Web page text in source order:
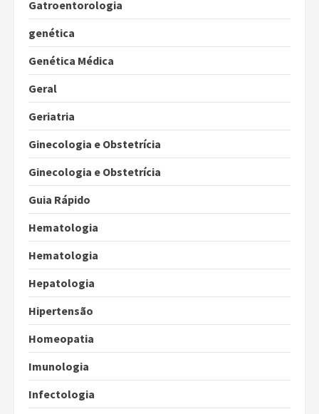
Gatroentorologia
genética
Genética Médica
Geral
Geriatria
Ginecologia e Obstetrícia
Ginecologia e Obstetrícia
Guia Rápido
Hematologia
Hematologia
Hepatologia
Hipertensão
Homeopatia
Imunologia
Infectologia